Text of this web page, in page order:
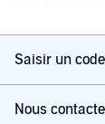
Saisir un
Nous